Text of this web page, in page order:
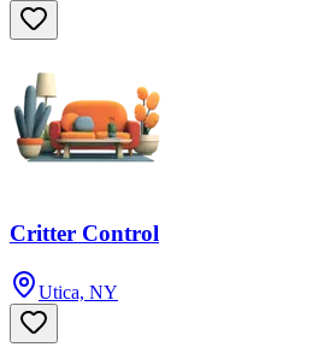
Critter Control
Utica, NY